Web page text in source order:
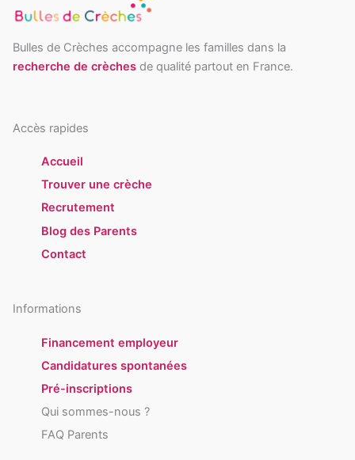
Bulles de Crèches accompagne les familles dans la
recherche de crèches de qualité partout en France.
Accès rapides
Accueil
Trouver une crèche
Recrutement
Blog des Parents
Contact
Informations
Financement employeur
Candidatures spontanées
Pré-inscriptions
Qui sommes-nous ?
FAQ Parents